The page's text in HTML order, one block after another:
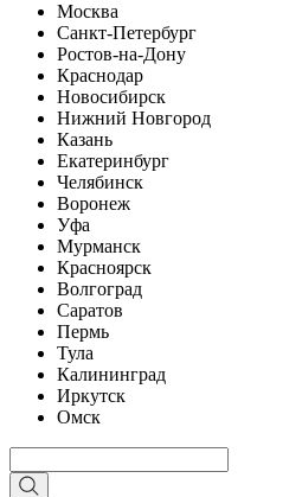
Москва
Санкт-Петербург
Ростов-на-Дону
Краснодар
Новосибирск
Нижний Новгород
Казань
Екатеринбург
Челябинск
Воронеж
Уфа
Мурманск
Красноярск
Волгоград
Саратов
Пермь
Тула
Калининград
Иркутск
Омск